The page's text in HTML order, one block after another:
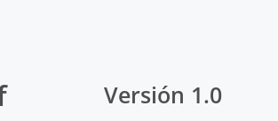
Versión 1.0